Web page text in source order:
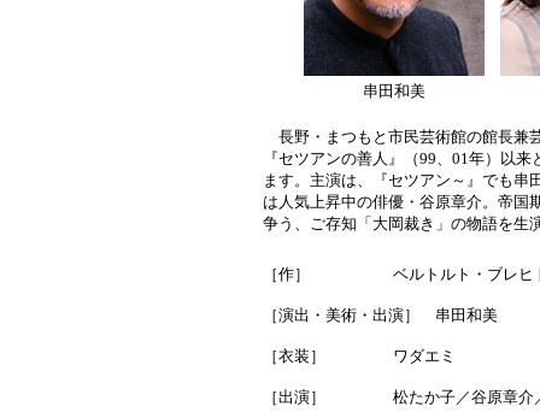
串田和美
長野・まつもと市民芸術館の館長兼
『セツアンの善人』（99、01年）以
ます。主演は、『セツアン～』でも串
は人気上昇中の俳優・谷原章介。帝国
争う、ご存知「大岡裁き」の物語を
［作］ ベルトルト・ブレヒ
［演出・美術・出演］ 串田和美
［衣装］ ワダエミ
［出演］ 松たか子／谷原章